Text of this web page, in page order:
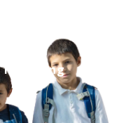
Hoffnung